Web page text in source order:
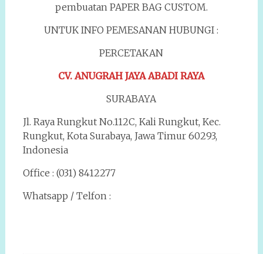
pembuatan PAPER BAG CUSTOM.
UNTUK INFO PEMESANAN HUBUNGI :
PERCETAKAN
CV. ANUGRAH JAYA ABADI RAYA
SURABAYA
Jl. Raya Rungkut No.112C, Kali Rungkut, Kec.
Rungkut, Kota Surabaya, Jawa Timur 60293,
Indonesia
Office : (031) 8412277
Whatsapp / Telfon :